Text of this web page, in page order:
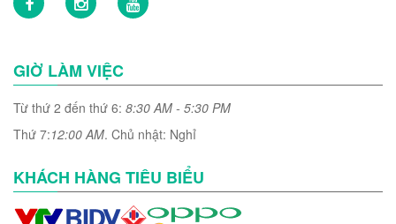
GIỜ LÀM VIỆC
Từ thứ 2 đến thứ 6: 8:30 AM - 5:30 PM
Thứ 7:12:00 AM. Chủ nhật: Nghỉ
KHÁCH HÀNG TIÊU BIỂU